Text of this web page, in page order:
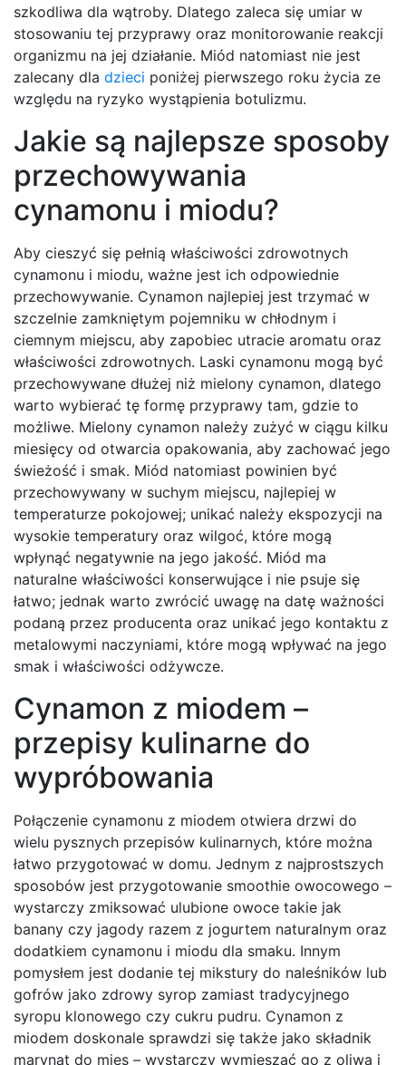
szkodliwa dla wątroby. Dlatego zaleca się umiar w
stosowaniu tej przyprawy oraz monitorowanie reakcji
organizmu na jej działanie. Miód natomiast nie jest
zalecany dla dzieci poniżej pierwszego roku życia ze
względu na ryzyko wystąpienia botulizmu.
Jakie są najlepsze sposoby
przechowywania
cynamonu i miodu?
Aby cieszyć się pełnią właściwości zdrowotnych
cynamonu i miodu, ważne jest ich odpowiednie
przechowywanie. Cynamon najlepiej jest trzymać w
szczelnie zamkniętym pojemniku w chłodnym i
ciemnym miejscu, aby zapobiec utracie aromatu oraz
właściwości zdrowotnych. Laski cynamonu mogą być
przechowywane dłużej niż mielony cynamon, dlatego
warto wybierać tę formę przyprawy tam, gdzie to
możliwe. Mielony cynamon należy zużyć w ciągu kilku
miesięcy od otwarcia opakowania, aby zachować jego
świeżość i smak. Miód natomiast powinien być
przechowywany w suchym miejscu, najlepiej w
temperaturze pokojowej; unikać należy ekspozycji na
wysokie temperatury oraz wilgoć, które mogą
wpłynąć negatywnie na jego jakość. Miód ma
naturalne właściwości konserwujące i nie psuje się
łatwo; jednak warto zwrócić uwagę na datę ważności
podaną przez producenta oraz unikać jego kontaktu z
metalowymi naczyniami, które mogą wpływać na jego
smak i właściwości odżywcze.
Cynamon z miodem –
przepisy kulinarne do
wypróbowania
Połączenie cynamonu z miodem otwiera drzwi do
wielu pysznych przepisów kulinarnych, które można
łatwo przygotować w domu. Jednym z najprostszych
sposobów jest przygotowanie smoothie owocowego –
wystarczy zmiksować ulubione owoce takie jak
banany czy jagody razem z jogurtem naturalnym oraz
dodatkiem cynamonu i miodu dla smaku. Innym
pomysłem jest dodanie tej mikstury do naleśników lub
gofrów jako zdrowy syrop zamiast tradycyjnego
syropu klonowego czy cukru pudru. Cynamon z
miodem doskonale sprawdzi się także jako składnik
marynat do mięs – wystarczy wymieszać go z oliwą i